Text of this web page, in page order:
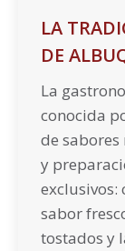
LA
DE
La
conocida
de sabores
y
exclusivos:
sabor
tostados y